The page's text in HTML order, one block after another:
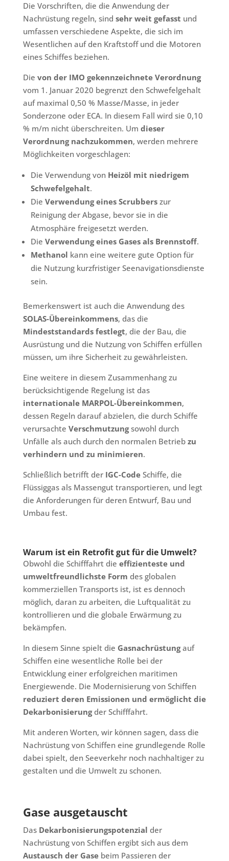
Die Vorschriften, die die Anwendung der
Nachrüstung regeln, sind sehr weit gefasst und
umfassen verschiedene Aspekte, die sich im
Wesentlichen auf den Kraftstoff und die Motoren
eines Schiffes beziehen.
Die von der IMO gekennzeichnete Verordnung
vom 1. Januar 2020 begrenzt den Schwefelgehalt
auf maximal 0,50 % Masse/Masse, in jeder
Sonderzone oder ECA. In diesem Fall wird sie 0,10
% m/m nicht überschreiten. Um dieser
Verordnung nachzukommen, werden mehrere
Möglichkeiten vorgeschlagen:
Die Verwendung von Heizöl mit niedrigem
Schwefelgehalt.
Die Verwendung eines Scrubberszur
Reinigung der Abgase, bevor sie in die
Atmosphäre freigesetzt werden.
Die Verwendung eines Gases als Brennstoff.
Methanol kann eine weitere gute Option für
die Nutzung kurzfristiger Seenavigationsdienste
sein.
Bemerkenswert ist auch die Anwendung des
SOLAS-Übereinkommens, das die
Mindeststandards festlegt, die der Bau, die
Ausrüstung und die Nutzung von Schiffen erfüllen
müssen, um ihre Sicherheit zu gewährleisten.
Eine weitere in diesem Zusammenhang zu
berücksichtigende Regelung ist das
internationale MARPOL-Übereinkommen,
dessen Regeln darauf abzielen, die durch Schiffe
verursachte Verschmutzungsowohl durch
Unfälle als auch durch den normalen Betrieb zu
verhindern und zu minimieren.
Schließlich betrifft der IGC-CodeSchiffe, die
Flüssiggas als Massengut transportieren, und legt
die Anforderungen für deren Entwurf, Bau und
Umbau fest.
Warum ist ein Retrofit gut für die Umwelt?
Obwohl die Schifffahrt die effizienteste und
umweltfreundlichste Form des globalen
kommerziellen Transports ist, ist es dennoch
möglich, daran zu arbeiten, die Luftqualität zu
kontrollieren und die globale Erwärmung zu
bekämpfen.
In diesem Sinne spielt die Gasnachrüstungauf
Schiffen eine wesentliche Rolle bei der
Entwicklung einer erfolgreichen maritimen
Energiewende. Die Modernisierung von Schiffen
reduziert deren Emissionen und ermöglicht die
Dekarbonisierungder Schifffahrt.
Mit anderen Worten, wir können sagen, dass die
Nachrüstung von Schiffen eine grundlegende Rolle
dabei spielt, den Seeverkehr noch nachhaltiger zu
gestalten und die Umwelt zu schonen.
Gase ausgetauscht
Das Dekarbonisierungspotenzial der
Nachrüstung von Schiffen ergibt sich aus dem
Austausch der Gasebeim Passieren der